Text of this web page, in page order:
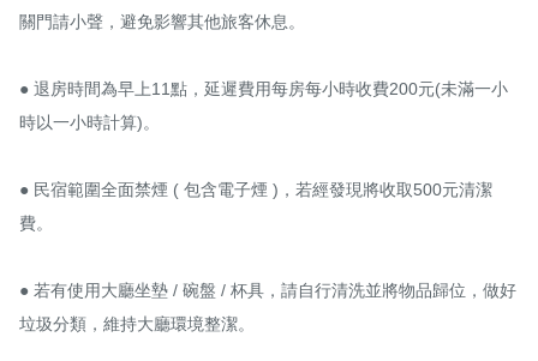
關門請小聲，避免影響其他旅客休息。
● 退房時間為早上11點，延遲費用每房每小時收費200元(未滿一小
時以一小時計算)。
● 民宿範圍全面禁煙 ( 包含電子煙 )，若經發現將收取500元清潔
費。
● 若有使用大廳坐墊 / 碗盤 / 杯具，請自行清洗並將物品歸位，做好
垃圾分類，維持大廳環境整潔。